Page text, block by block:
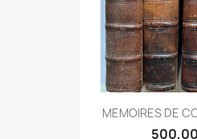
MEMOIRES DE